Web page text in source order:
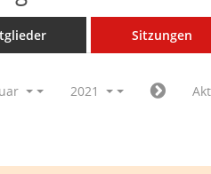
Sitzungen
2021